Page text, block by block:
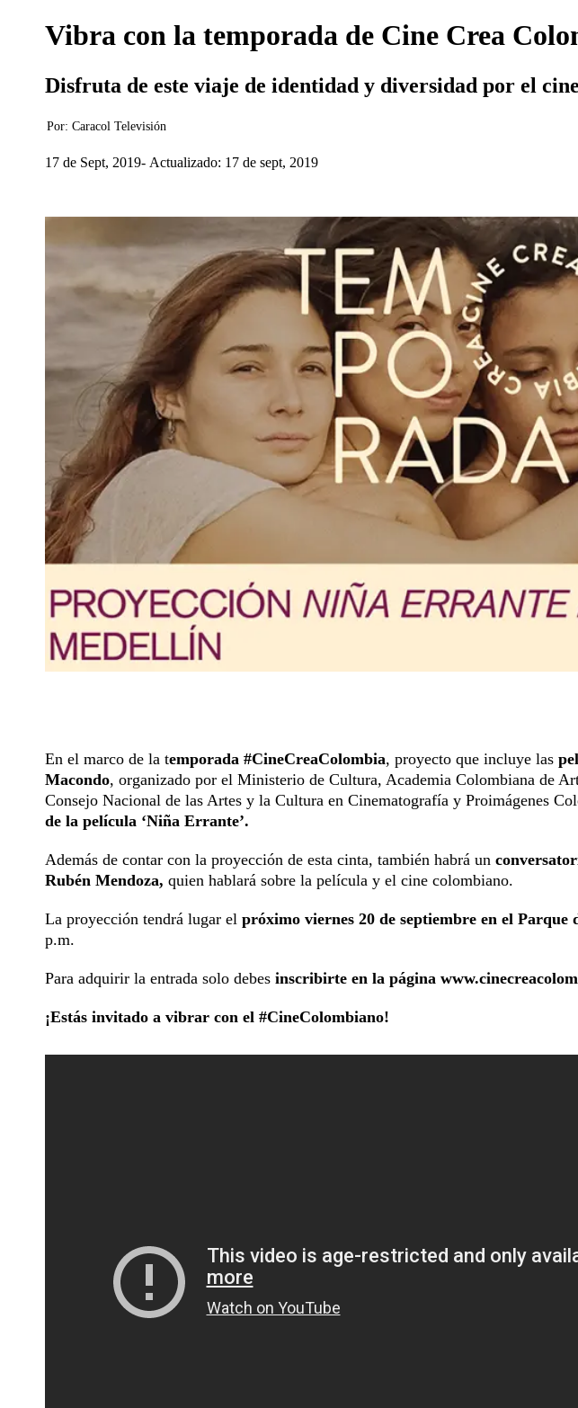
Vibra con la temporada de Cine Crea
Disfruta de este viaje de identidad y diversidad por el
Por: Caracol Televisión
17 de Sept, 2019 Actualizado: 17 de sept, 2019
En el marco de la temporada #CineCreaColombia, proyecto que incluye las
Macondo, organizado por el Ministerio de Cultura, Academia Colombiana de
Consejo Nacional de las Artes y la Cultura en Cinematografía y Proimágenes
de la película ‘Niña Errante’.
Además de contar con la proyección de esta cinta, también habrá un
Rubén Mendoza, quien hablará sobre la película y el cine colombiano.
La proyección tendrá lugar el próximo viernes 20 de septiembre en el Parque
p.m.
Para adquirir la entrada solo debes inscribirte en la página
¡Estás invitado a vibrar con el #CineColombiano!